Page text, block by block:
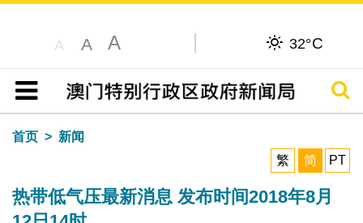
A A A 32°C
目录
搜寻
首页
新闻
繁
简 PT
热带低气压最新消息 发布时间2018年8月